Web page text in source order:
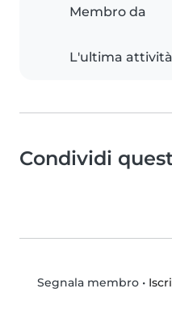
Membro da
L'ultima attività
Condividi
Segnala membro•